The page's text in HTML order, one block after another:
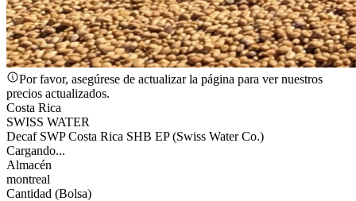
Por favor, asegúrese de actualizar la página para ver nuestros
precios actualizados.
Costa Rica
SWISS WATER
Decaf SWP Costa Rica SHB EP (Swiss Water Co.)
Cargando...
Almacén
montreal
Cantidad (Bolsa)